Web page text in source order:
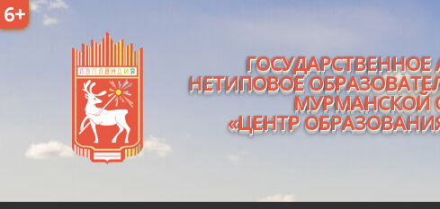
6+
НЕТИПОВОЕ
МУРМАНСКОЙ
«ЦЕНТР